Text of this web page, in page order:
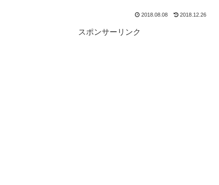
2018.08.08 2018.12.26
スポンサーリンク